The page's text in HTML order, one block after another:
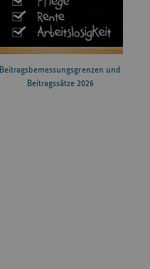
Beitragsbemessungsgrenzen und
Beitragssätze 2026